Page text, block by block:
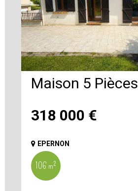
318 000 €
Maison 5 Pièces
EPERNON
106 m²